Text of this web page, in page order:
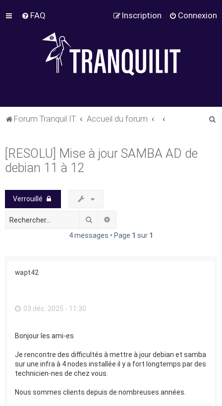
FAQ Connexion
Inscription
Forum Tranquil IT Accueil du forum
[RESOLU] Mise à jour SAMBA AD de
debian 11 à 12
Verrouillé
Rechercher
4 messages • Page 1 sur 1
wapt42
03 déc. 2025 - 11:30
Bonjour les ami-es
Je rencontre des difficultés à mettre à jour debian et samba
sur une infra à 4 nodes installée il y a fort longtemps par des
technicien-nes de chez vous.
Nous sommes clients depuis de nombreuses années.